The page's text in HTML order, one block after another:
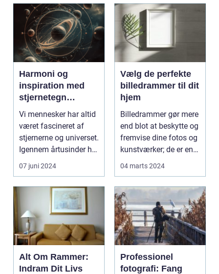
Harmoni og
inspiration med
stjernetegn
plakater
Vi mennesker har altid
været fascineret af
stjernerne og universet.
Igennem årtusinder har
astrologi...
07 juni 2024
Vælg de perfekte
billedrammer til dit
hjem
Billedrammer gør mere
end blot at beskytte og
fremvise dine fotos og
kunstværker; de er en
integrere...
04 marts 2024
Alt Om Rammer:
Indram Dit Livs
Professionel
fotografi: Fang